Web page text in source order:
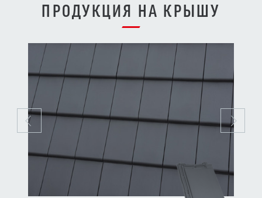
ПРОДУКЦИЯ НА КРЫШУ